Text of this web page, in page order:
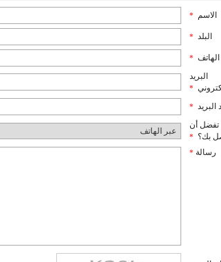
الاسم *
البلد *
الهاتف *
البريد
*
البريد *
أن
بك؟ *
رسالة *